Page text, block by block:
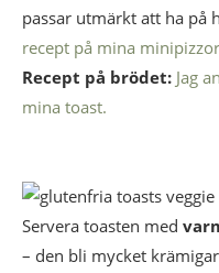
passar utmärkt att ha på
recept på mina
Recept på brödet: Jag
mina toast.
Servera toasten med
– den bli mycket